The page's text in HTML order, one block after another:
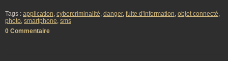
Tags : application, cybercriminalité, danger, fuite d'information, objet connecté,
photo, smartphone, sms
0 Commentaire